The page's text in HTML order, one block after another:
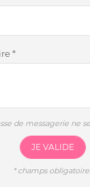
*
de messagerie ne
JE VALIDE
*champs